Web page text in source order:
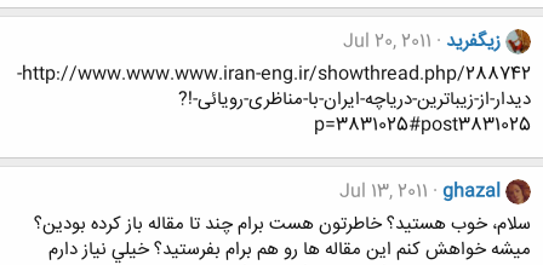
زيگفريد Jul 20, 2011
http://www.www.www.iran-eng.ir/showthread.php/288742-
دیدار-از-زیباترین-دریاچه-ایران-با-مناظری-رویائی-!?
p=3831025#post3831025
ghazal
Jul 13, 2011
سلام، خوب هستيد؟ خاطرتون هست برام چند تا مقاله باز كرده بودين؟
ميشه خواهش كنم اين مقاله ها رو هم برام بفرستيد؟ خيلي نياز دارم